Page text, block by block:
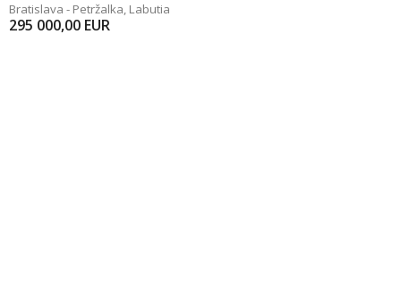
Bratislava - Petržalka, Labutia
295 000,00 EUR